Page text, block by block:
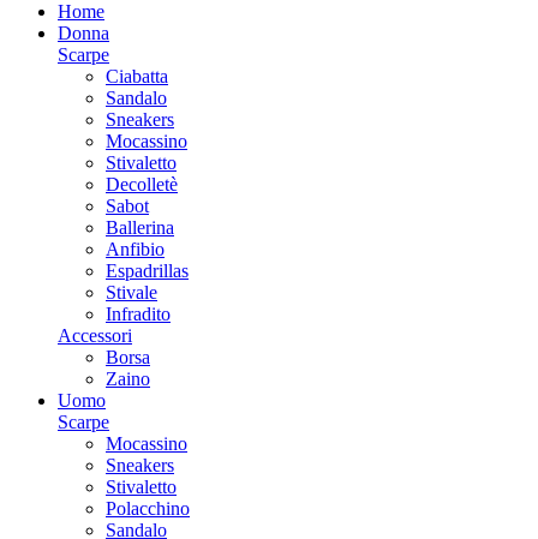
Home
Donna
Scarpe
Ciabatta
Sandalo
Sneakers
Mocassino
Stivaletto
Decolletè
Sabot
Ballerina
Anfibio
Espadrillas
Stivale
Infradito
Accessori
Borsa
Zaino
Uomo
Scarpe
Mocassino
Sneakers
Stivaletto
Polacchino
Sandalo